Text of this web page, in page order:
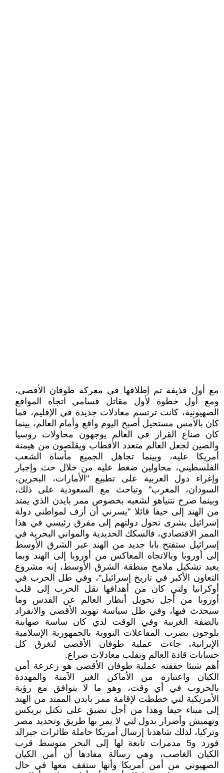
مع أول قذيفة تم إطلاقها في معركة طوفان الأقصى،
ومع أول خطوة لأول مقاتل قسامي اتجاه المواقع
الصهيونية، كانت ترتسم معادلات جديدة في الإقليم، فما
كان بالأمس مستحيل أصبح اليوم واقع وأمام العالم، بينما
كان صناع القرار في العالم يوجهون محاولات روسيا
والصين لجعل العالم متعدد الأقطاب ويقلصون من هيمنة
أمريكا عليه، وبينما تجاهل الجميع مأساة الشعب
الفلسطيني، محاولين ضغط عليه من خلال حث وإجبار
وإغراء دول العربية على تطبيع "الأمارات، البحرين،
السودان، المغرب" وتباحث مع السعودية على ذلك،
وبينما صرح نتنياهو لشعبه بخصوص ممر بايدن الذي يمتد
من الهند إلى حيفا قائلا "يسرني أن أزف لمواطني دولة
إسرائيل بشرى تحول دولتهم إلى مفرق رئيسي في هذا
الممر الاقتصادي، فالسكك الحديدية والمواني البحرية في
إسرائيل ستفتح بابا جديد من الهند عبر الشرق الأوسط
إلى أوروبا وبالاتجاه المعاكس من أوروبا إلى الهند وبما
يعيد تشكيل ملامح منطقة الشرق الأوسط، إنه مشروع
التعاون الأكبر في تاريخ إسرائيل"، وفي طل الحرب في
أوكرانيا ولتي كان من أهدافها نقل الحرب إلى قلب
أوروبا من أجل تحويل أنظار العالم عن القدس وما
سيحدث فيها، وفي ظل سياسة تهويد الأقصى والانفراد
بالضفة الغربية وفي الوقت لذي كان ساسة صهاينة
يلوحون بضرب المفاعلات النووية بالجمهورية الإسلامية
الإيرانية، جاءت عملية طوفان الأقصى لتغرق كل
حسابات قادة العالم وتقلب معادلات صراع.
أهم شيئا حققته عملية طوفان الأقصى هو زعزعة أمن
الكيان واعتباره من الأماكن الغير الآمنة والمهددة
بالحروب في أي وقت، وهو ما لا يتوافق مع رؤية
الأمريكية لتي خططت لإقامة ممر بايدن الممتد من الهند
إلى ميناء حيفا وهذا من أجل تضيق على تكتل بريكس
وتهميش وأضرار بدول لتي لا يمر بها طريق وتحديد مصر
وتركيا، لذلك شاهدنا إرسال أمريكا حاملة طائرات جيرالد
فورد و5 مدمرات تابعة لها إلى البحر متوسط قرب
الكيان الغاصب، وهي رسالة مفادها أن أمن الكيان
الصهيوني من أمن أمريكا وأنها ستقف معها في حال